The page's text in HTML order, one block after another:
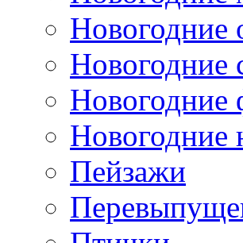
Новогодние
Новогодние
Новогодние
Пейзажи